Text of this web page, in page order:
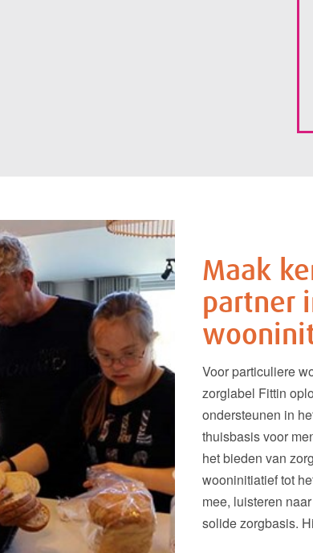
Maak
partner
Voor particuliere
zorglabel Fittin
ondersteunen in
thuisbasis voor
het bieden van
wooninitiatief tot
mee, luisteren
solide zorgbasis.